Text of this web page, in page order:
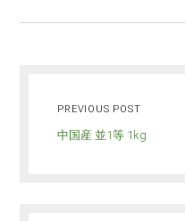
PREVIOUS POST
中国産 並1等 1kg